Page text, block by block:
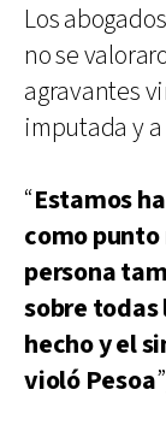
Los
no se
agravantes
imputada y
“Estamos
como punto
persona
sobre todas
hecho y el
violó Pesoa